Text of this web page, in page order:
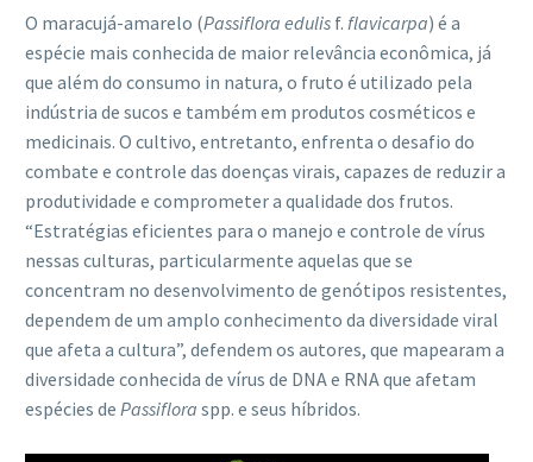
O maracujá-amarelo (Passiflora edulis f. flavicarpa) é a
espécie mais conhecida de maior relevância econômica, já
que além do consumo in natura, o fruto é utilizado pela
indústria de sucos e também em produtos cosméticos e
medicinais. O cultivo, entretanto, enfrenta o desafio do
combate e controle das doenças virais, capazes de reduzir a
produtividade e comprometer a qualidade dos frutos.
“Estratégias eficientes para o manejo e controle de vírus
nessas culturas, particularmente aquelas que se
concentram no desenvolvimento de genótipos resistentes,
dependem de um amplo conhecimento da diversidade viral
que afeta a cultura”, defendem os autores, que mapearam a
diversidade conhecida de vírus de DNA e RNA que afetam
espécies de Passiflora spp. e seus híbridos.